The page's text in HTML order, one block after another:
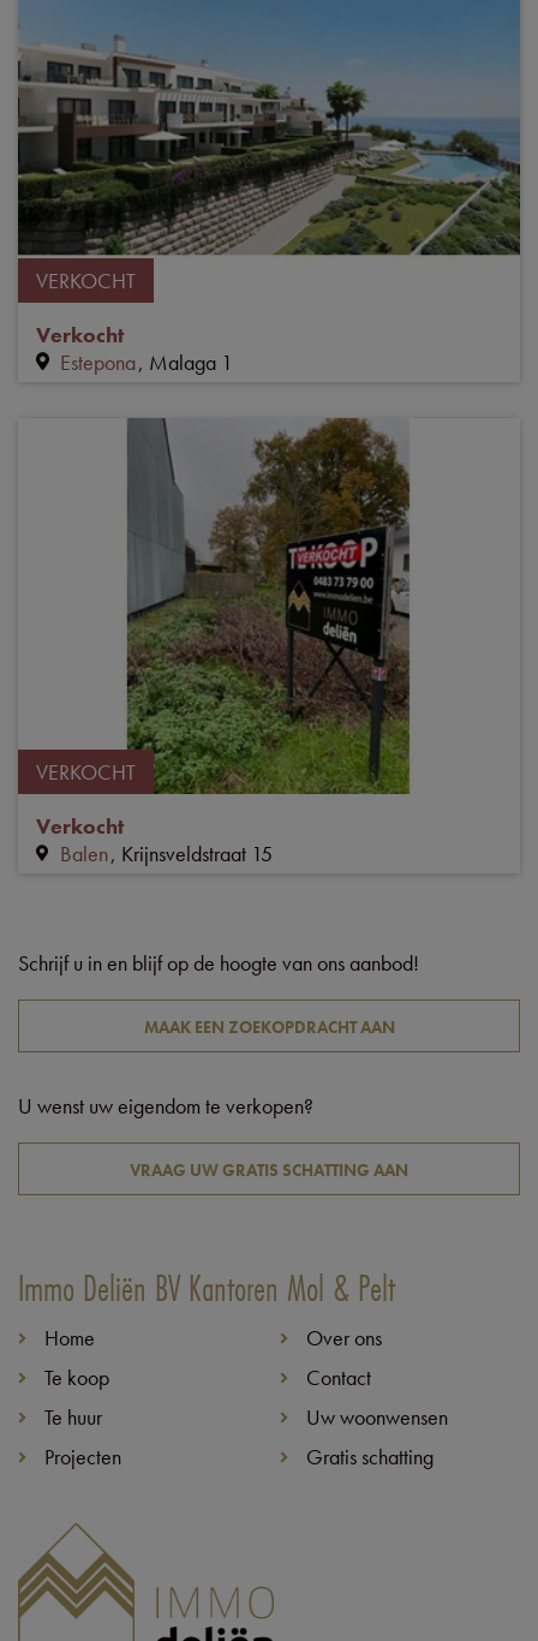
VERKOCHT
Verkocht
Estepona Malaga 1
VERKOCHT
Verkocht
Balen Krijnsveldstraat 15
Immo Deliën BV Kantoren Mol & Pelt
Home
Te koop
Te huur
Projecten
Over ons
Contact
Uw woonwensen
Gratis schatting
Schrijf u in en blijf op de hoogte van ons aanbod!
MAAK EEN ZOEKOPDRACHT AAN
U wenst uw eigendom te verkopen?
VRAAG UW GRATIS SCHATTING AAN